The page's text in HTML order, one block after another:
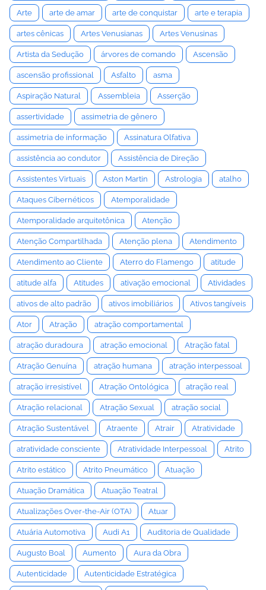
Arte arte de amar arte de conquistar arte e terapia
artes cênicas Artes Venusianas Artes Venusinas
Artista da Sedução árvores de comando Ascensão
ascensão profissional Asfalto asma
Aspiração Natural Assembleia Asserção
assertividade assimetria de gênero
assimetria de informação Assinatura Olfativa
assistência ao condutor Assistência de Direção
Assistentes Virtuais Aston Martin Astrologia atalho
Ataques Cibernéticos Atemporalidade
Atemporalidade arquitetônica Atenção
Atenção Compartilhada Atenção plena Atendimento
Atendimento ao Cliente Aterro do Flamengo atitude
atitude alfa Atitudes ativação emocional Atividades
ativos de alto padrão ativos imobiliários Ativos tangíveis
Ator Atração atração comportamental
atração duradoura atração emocional Atração fatal
Atração Genuína atração humana atração interpessoal
atração irresistível Atração Ontológica atração real
Atração relacional Atração Sexual atração social
Atração Sustentável Atraente Atrair Atratividade
atratividade consciente Atratividade Interpessoal Atrito
Atrito estático Atrito Pneumático Atuação
Atuação Dramática Atuação Teatral
Atualizações Over-the-Air (OTA) Atuar
Atuária Automotiva Audi A1 Auditoria de Qualidade
Augusto Boal Aumento Aura da Obra
Autenticidade Autenticidade Estratégica